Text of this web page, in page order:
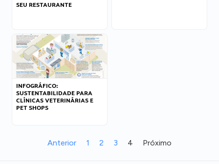
SEU RESTAURANTE
INFOGRÁFICO:
SUSTENTABILIDADE PARA
CLÍNICAS VETERINÁRIAS E
PET SHOPS
Anterior 1 2 3 4 Próximo